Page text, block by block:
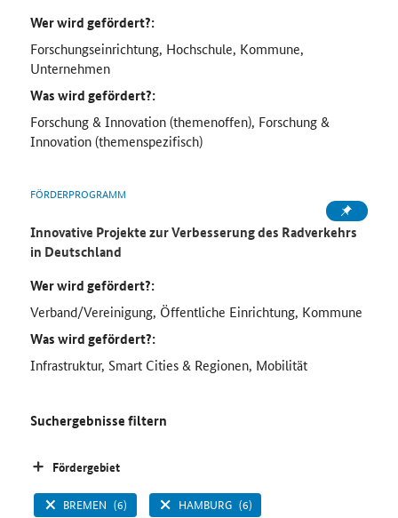
Wer wird gefördert?:
Forschungseinrichtung, Hochschule, Kommune,
Unternehmen
Was wird gefördert?:
Forschung & Innovation (themenoffen), Forschung &
Innovation (themenspezifisch)
FÖRDERPROGRAMM
Innovative Projekte zur Verbesserung des Radverkehrs
in Deutschland
Wer wird gefördert?:
Verband/Vereinigung, Öffentliche Einrichtung, Kommune
Was wird gefördert?:
Infrastruktur, Smart Cities & Regionen, Mobilität
Suchergebnisse filtern
Fördergebiet
BREMEN (6) HAMBURG (6)